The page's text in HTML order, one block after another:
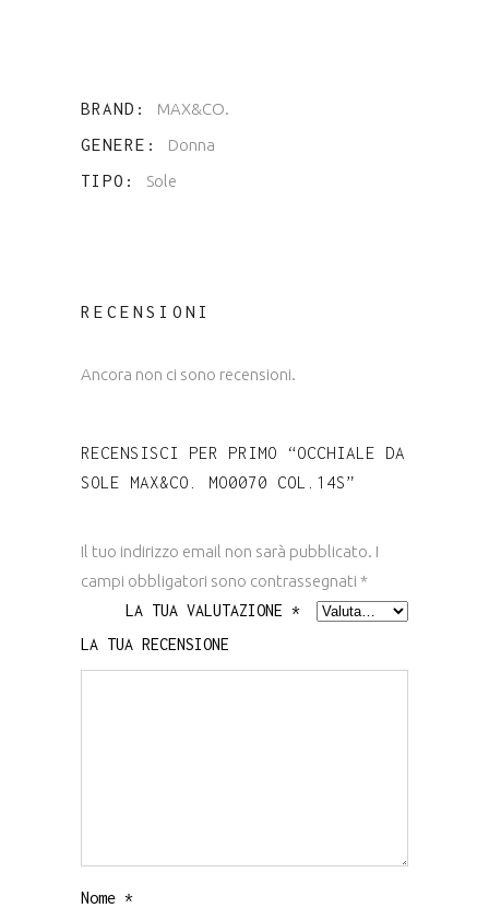
BRAND MAX&CO.
GENERE Donna
TIPO Sole
RECENSIONI
Ancora non ci sono recensioni.
RECENSISCI PER PRIMO “OCCHIALE DA
SOLE MAX&CO. MO0070 COL.14S”
Il tuo indirizzo email non sarà pubblicato. I
campi obbligatori sono contrassegnati *
LA TUA VALUTAZIONE *
LA TUA RECENSIONE
Nome *